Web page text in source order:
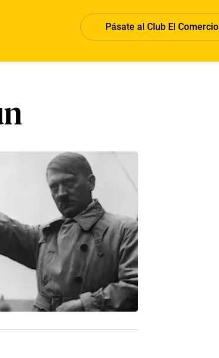
Pásate al Club El Comercio